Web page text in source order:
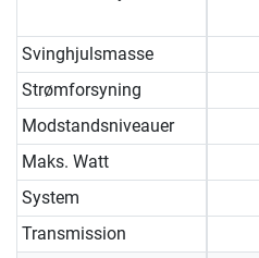
Svinghjulsmasse
Strømforsyning
Modstandsniveauer
Maks. Watt
System
Transmission